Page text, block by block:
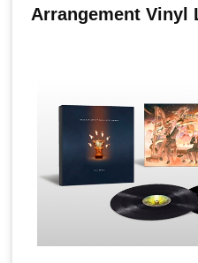
Arrangement Vinyl